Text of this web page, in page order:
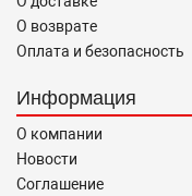
О возврате
Оплата и безопасность
Информация
О компании
Новости
Соглашение